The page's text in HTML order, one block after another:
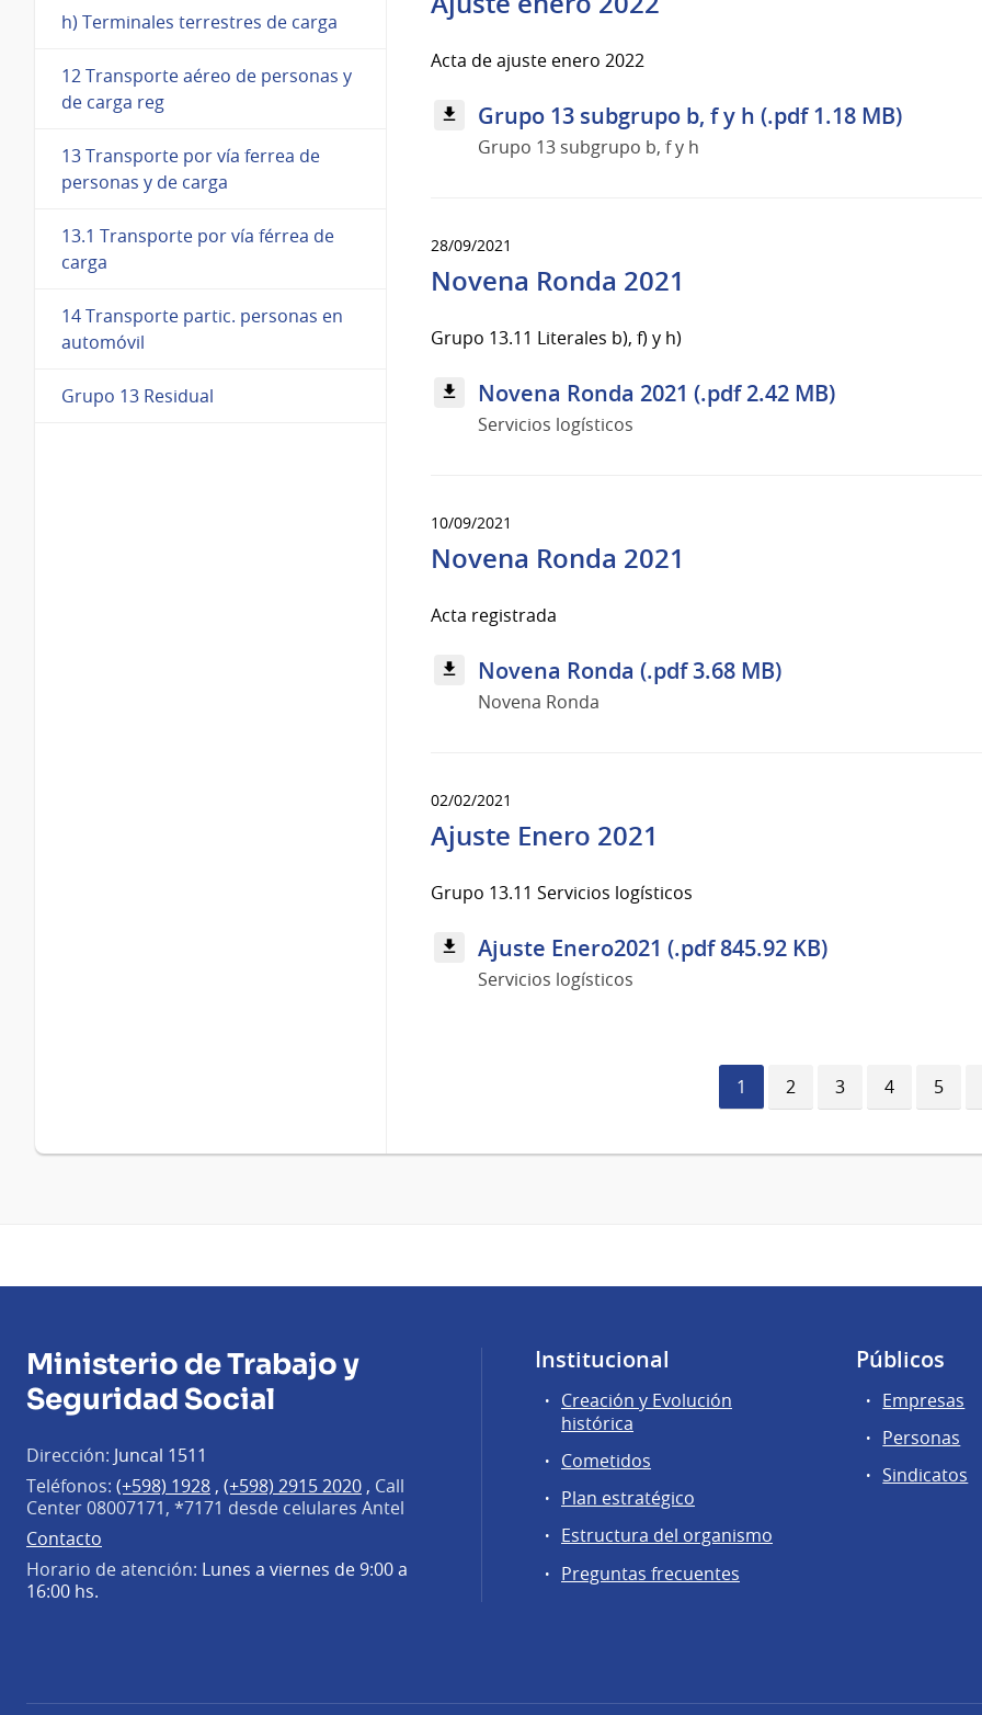
h) Terminales terrestres de carga
12 Transporte aéreo de personas y
de carga reg
13 Transporte por vía ferrea de
personas y de carga
13.1 Transporte por vía férrea de
carga
14 Transporte partic. personas en
automóvil
Grupo 13 Residual
Acta de ajuste enero 2022
Grupo 13 subgrupo b, f y h (.pdf 1.18 MB)
Grupo 13 subgrupo b, f y h
28/09/2021
Novena Ronda 2021
Grupo 13.11 Literales b), f) y h)
Novena Ronda 2021 (.pdf 2.42 MB)
Servicios logísticos
10/09/2021
Novena Ronda 2021
Acta registrada
Novena Ronda (.pdf 3.68 MB)
Novena Ronda
02/02/2021
Ajuste Enero 2021
Grupo 13.11 Servicios logísticos
Ajuste Enero2021 (.pdf 845.92 KB)
Servicios logísticos
Página
actual
1 Página
2 Página
3 Página
4 5
Ministerio de Trabajo y
Seguridad Social
Dirección: Juncal 1511
Teléfonos: (+598) 1928 , (+598) 2915 2020 , Call
Center 08007171, *7171 desde celulares Antel
Contacto
Horario de atención: Lunes a viernes de 9:00 a
16:00 hs.
Institucional
Creación y Evolución
histórica
Cometidos
Plan estratégico
Estructura del organismo
Preguntas frecuentes
Públicos
Empresas
Personas
Sindicatos